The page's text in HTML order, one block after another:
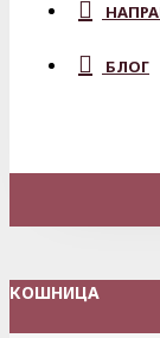
БЛОГ
КОШНИЦА